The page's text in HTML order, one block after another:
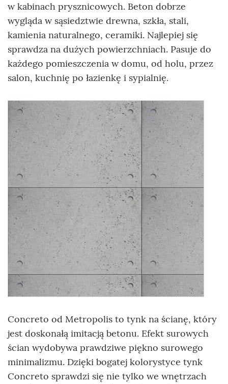
w kabinach prysznicowych. Beton dobrze
wygląda w sąsiedztwie drewna, szkła, stali,
kamienia naturalnego, ceramiki. Najlepiej się
sprawdza na dużych powierzchniach. Pasuje do
każdego pomieszczenia w domu, od holu, przez
salon, kuchnię po łazienkę i sypialnię.
Concreto od Metropolis to tynk na ścianę, który
jest doskonałą imitacją betonu. Efekt surowych
ścian wydobywa prawdziwe piękno surowego
minimalizmu. Dzięki bogatej kolorystyce tynk
Concreto sprawdzi się nie tylko we wnętrzach